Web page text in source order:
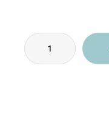
quantité
de
La
régression